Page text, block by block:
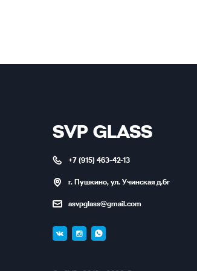
SVP GLASS
+7 (915) 463-42-13
г. Пушкино, ул. Учинская д.6г
asvpglass@gmail.com